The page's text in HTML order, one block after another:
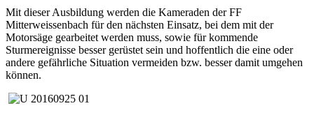
Mit dieser Ausbildung werden die Kameraden der FF
Mitterweissenbach für den nächsten Einsatz, bei dem mit der
Motorsäge gearbeitet werden muss, sowie für kommende
Sturmereignisse besser gerüstet sein und hoffentlich die eine oder
andere gefährliche Situation vermeiden bzw. besser damit umgehen
können.